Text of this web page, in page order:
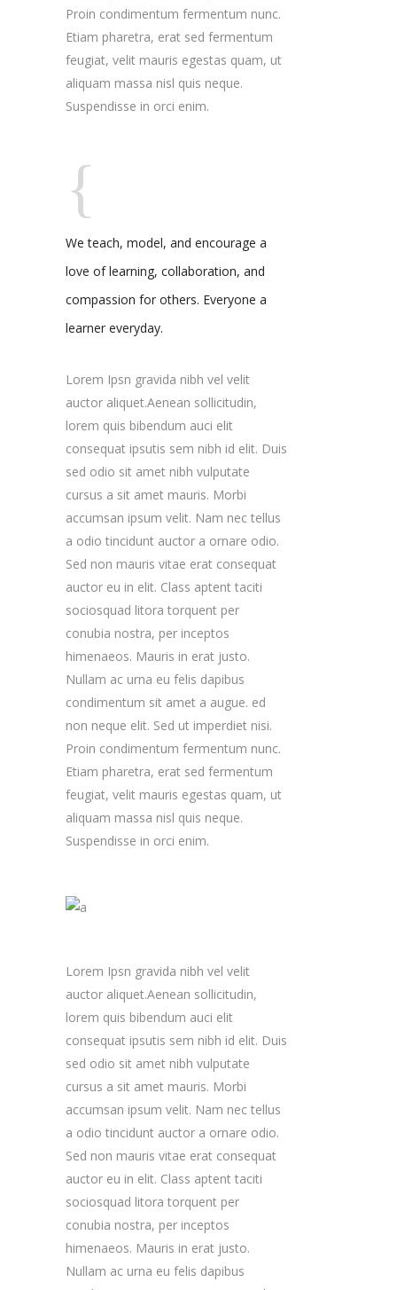
Proin condimentum fermentum nunc.
Etiam pharetra, erat sed fermentum
feugiat, velit mauris egestas quam, ut
aliquam massa nisl quis neque.
Suspendisse in orci enim.
We teach, model, and encourage a
love of learning, collaboration, and
compassion for others. Everyone a
learner everyday.
Lorem Ipsn gravida nibh vel velit
auctor aliquet.Aenean sollicitudin,
lorem quis bibendum auci elit
consequat ipsutis sem nibh id elit. Duis
sed odio sit amet nibh vulputate
cursus a sit amet mauris. Morbi
accumsan ipsum velit. Nam nec tellus
a odio tincidunt auctor a ornare odio.
Sed non mauris vitae erat consequat
auctor eu in elit. Class aptent taciti
sociosquad litora torquent per
conubia nostra, per inceptos
himenaeos. Mauris in erat justo.
Nullam ac urna eu felis dapibus
condimentum sit amet a augue. ed
non neque elit. Sed ut imperdiet nisi.
Proin condimentum fermentum nunc.
Etiam pharetra, erat sed fermentum
feugiat, velit mauris egestas quam, ut
aliquam massa nisl quis neque.
Suspendisse in orci enim.
Lorem Ipsn gravida nibh vel velit
auctor aliquet.Aenean sollicitudin,
lorem quis bibendum auci elit
consequat ipsutis sem nibh id elit. Duis
sed odio sit amet nibh vulputate
cursus a sit amet mauris. Morbi
accumsan ipsum velit. Nam nec tellus
a odio tincidunt auctor a ornare odio.
Sed non mauris vitae erat consequat
auctor eu in elit. Class aptent taciti
sociosquad litora torquent per
conubia nostra, per inceptos
himenaeos. Mauris in erat justo.
Nullam ac urna eu felis dapibus